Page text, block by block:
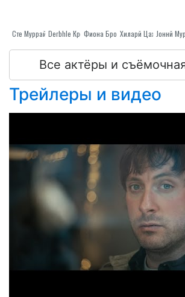
Сте Муррай Derbhle КроттиФиона БроwнеХиларй ЦахиллJоннй
Все актёры и
Трейлеры и видео